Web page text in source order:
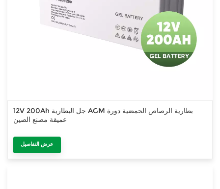
12V 200Ah جل البطارية AGM بطارية الرصاص الحمضية دورة
عميقة مصنع الصين
عرض التفاصيل